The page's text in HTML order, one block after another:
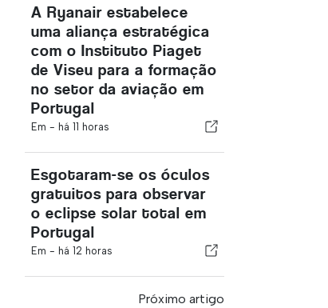
A Ryanair estabelece
uma aliança estratégica
com o Instituto Piaget
de Viseu para a formação
no setor da aviação em
Portugal
Em - há 11 horas
Esgotaram-se os óculos
gratuitos para observar
o eclipse solar total em
Portugal
Em - há 12 horas
Próximo artigo